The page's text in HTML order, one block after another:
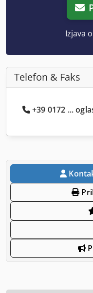
Izjava
Telefon & Faks
+39 0172 ...